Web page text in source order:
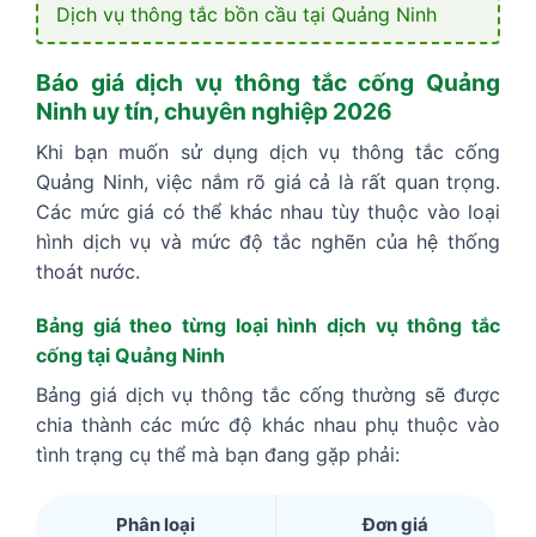
Dịch vụ thông tắc bồn cầu tại Quảng Ninh
Báo giá dịch vụ thông tắc cống Quảng
Ninh uy tín, chuyên nghiệp 2026
Khi bạn muốn sử dụng dịch vụ thông tắc cống
Quảng Ninh, việc nắm rõ giá cả là rất quan trọng.
Các mức giá có thể khác nhau tùy thuộc vào loại
hình dịch vụ và mức độ tắc nghẽn của hệ thống
thoát nước.
Bảng giá theo từng loại hình dịch vụ thông tắc
cống tại Quảng Ninh
Bảng giá dịch vụ thông tắc cống thường sẽ được
chia thành các mức độ khác nhau phụ thuộc vào
tình trạng cụ thể mà bạn đang gặp phải:
Phân loại Đơn giá